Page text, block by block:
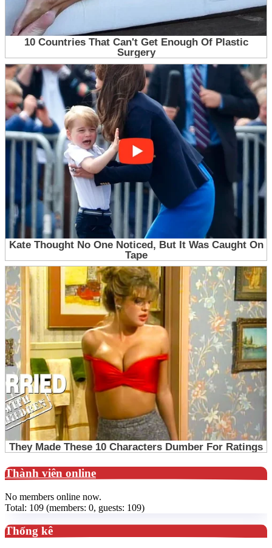
Thành viên online
No members online now.
Total: 109 (members: 0, guests: 109)
Thống kê